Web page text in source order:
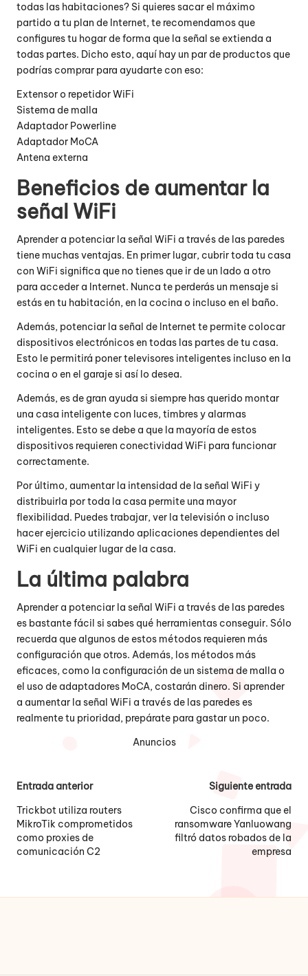
todas las habitaciones? Si quieres sacar el máximo
partido a tu plan de Internet, te recomendamos que
configures tu hogar de forma que la señal se extienda a
todas partes. Dicho esto, aquí hay un par de productos que
podrías comprar para ayudarte con eso:
Extensor o repetidor WiFi
Sistema de malla
Adaptador Powerline
Adaptador MoCA
Antena externa
Beneficios de aumentar la
señal WiFi
Aprender a potenciar la señal WiFi a través de las paredes
tiene muchas ventajas. En primer lugar, cubrir toda tu casa
con WiFi significa que no tienes que ir de un lado a otro
para acceder a Internet. Nunca te perderás un mensaje si
estás en tu habitación, en la cocina o incluso en el baño.
Además, potenciar la señal de Internet te permite colocar
dispositivos electrónicos en todas las partes de tu casa.
Esto le permitirá poner televisores inteligentes incluso en la
cocina o en el garaje si así lo desea.
Además, es de gran ayuda si siempre has querido montar
una casa inteligente con luces, timbres y alarmas
inteligentes. Esto se debe a que la mayoría de estos
dispositivos requieren conectividad WiFi para funcionar
correctamente.
Por último, aumentar la intensidad de la señal WiFi y
distribuirla por toda la casa permite una mayor
flexibilidad. Puedes trabajar, ver la televisión o incluso
hacer ejercicio utilizando aplicaciones dependientes del
WiFi en cualquier lugar de la casa.
La última palabra
Aprender a potenciar la señal WiFi a través de las paredes
es bastante fácil si sabes qué herramientas conseguir. Sólo
recuerda que algunos de estos métodos requieren más
configuración que otros. Además, los métodos más
eficaces, como la configuración de un sistema de malla o
el uso de adaptadores MoCA, costarán dinero. Si aprender
a aumentar la señal WiFi a través de las paredes es
realmente tu prioridad, prepárate para gastar un poco.
Anuncios
Navegación
de
entradas
Entrada anterior
Trickbot utiliza routers
MikroTik comprometidos
como proxies de
comunicación C2
Siguiente entrada
Cisco confirma que el
ransomware Yanluowang
filtró datos robados de la
empresa